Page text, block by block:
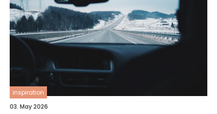
inspiration
03. May 2026